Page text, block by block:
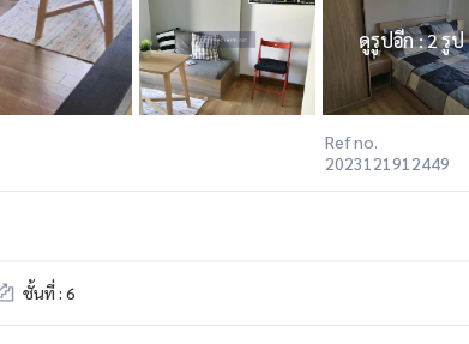
ดูรูปอีก : 2 รูป
Ref no.
2023121912449
ชั้นที่ : 6